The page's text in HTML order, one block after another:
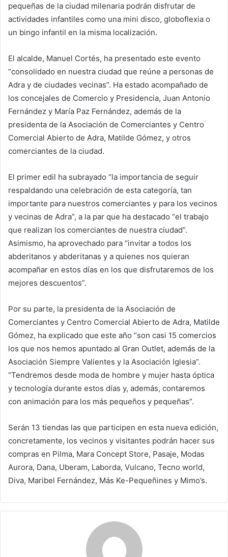
pequeñas de la ciudad milenaria podrán disfrutar de
actividades infantiles como una mini disco, globoflexia o
un bingo infantil en la misma localización.
El alcalde, Manuel Cortés, ha presentado este evento
“consolidado en nuestra ciudad que reúne a personas de
Adra y de ciudades vecinas”. Ha estado acompañado de
los concejales de Comercio y Presidencia, Juan Antonio
Fernández y María Paz Fernández, además de la
presidenta de la Asociación de Comerciantes y Centro
Comercial Abierto de Adra, Matilde Gómez, y otros
comerciantes de la ciudad.
El primer edil ha subrayado “la importancia de seguir
respaldando una celebración de esta categoría, tan
importante para nuestros comerciantes y para los vecinos
y vecinas de Adra”, a la par que ha destacado “el trabajo
que realizan los comerciantes de nuestra ciudad”.
Asimismo, ha aprovechado para “invitar a todos los
abderitanos y abderitanas y a quienes nos quieran
acompañar en estos días en los que disfrutaremos de los
mejores descuentos”.
Por su parte, la presidenta de la Asociación de
Comerciantes y Centro Comercial Abierto de Adra, Matilde
Gómez, ha explicado que este año “son casi 15 comercios
los que nos hemos apuntado al Gran Outlet, además de la
Asociación Siempre Valientes y la Asociación Iglesia”.
“Tendremos desde moda de hombre y mujer hasta óptica
y tecnología durante estos días y, además, contaremos
con animación para los más pequeños y pequeñas”.
Serán 13 tiendas las que participen en esta nueva edición,
concretamente, los vecinos y visitantes podrán hacer sus
compras en Pilma, Mara Concept Store, Pasaje, Modas
Aurora, Dana, Uberam, Laborda, Vulcano, Tecno world,
Diva, Maribel Fernández, Más Ke-Pequeñines y Mimo’s.